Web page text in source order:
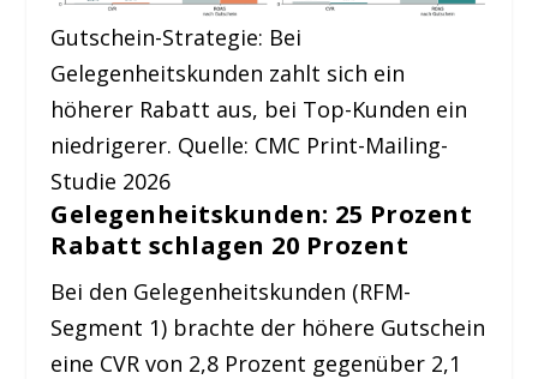
Gutschein-Strategie: Bei
Gelegenheitskunden zahlt sich ein
höherer Rabatt aus, bei Top-Kunden ein
niedrigerer. Quelle: CMC Print-Mailing-
Studie 2026
Gelegenheitskunden: 25 Prozent
Rabatt schlagen 20 Prozent
Bei den Gelegenheitskunden (RFM-
Segment 1) brachte der höhere Gutschein
eine CVR von 2,8 Prozent gegenüber 2,1